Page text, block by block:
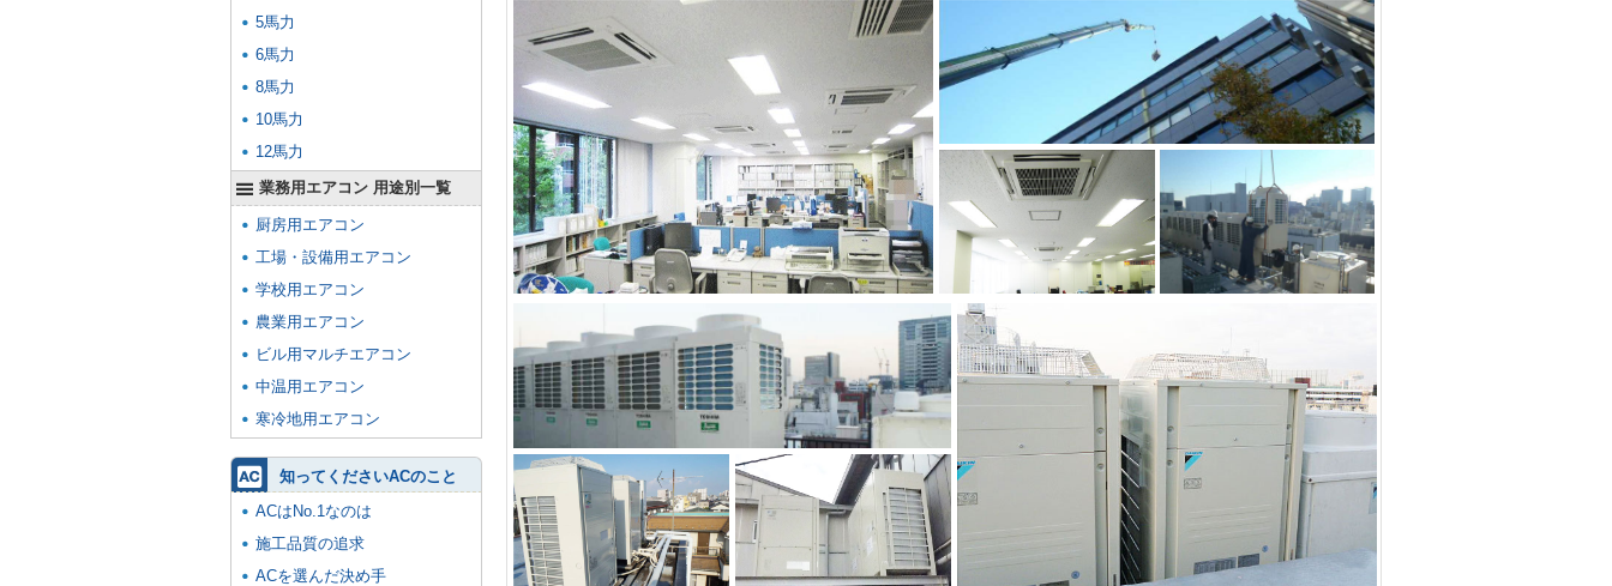
5馬力
6馬力
8馬力
10馬力
12馬力
業務用エアコン 用途別一覧
厨房用エアコン
工場・設備用エアコン
学校用エアコン
農業用エアコン
ビル用マルチエアコン
中温用エアコン
寒冷地用エアコン
知ってくださいACのこと
ACはNo.1なのは
施工品質の追求
ACを選んだ決め手